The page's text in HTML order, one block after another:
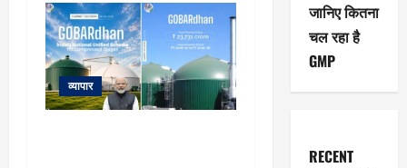
व्यापार
जानिए कितना
चल रहा है
GMP
RECENT